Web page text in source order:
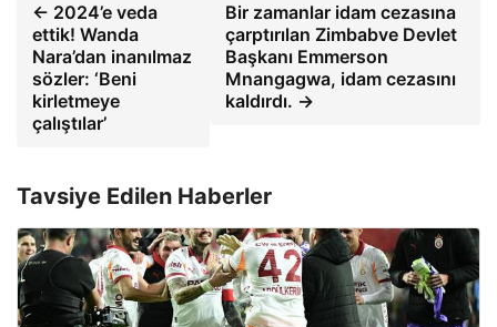
← 2024’e veda
ettik! Wanda
Nara’dan inanılmaz
sözler: ‘Beni
kirletmeye
çalıştılar’
Bir zamanlar idam cezasına
çarptırılan Zimbabve Devlet
Başkanı Emmerson
Mnangagwa, idam cezasını
kaldırdı. →
Tavsiye Edilen Haberler